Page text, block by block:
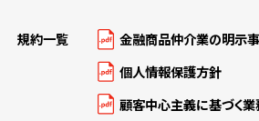
規約一覧
金融商品仲介業の明示
個人情報保護方針
顧客中心主義に基づく